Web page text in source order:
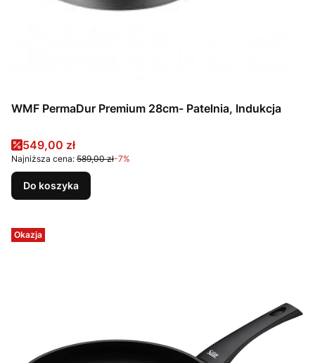
WMF PermaDur Premium 28cm- Patelnia, Indukcja
Cena promocyjna
549,00 zł
Najniższa cena: 589,00 zł-7%
Do koszyka
Okazja